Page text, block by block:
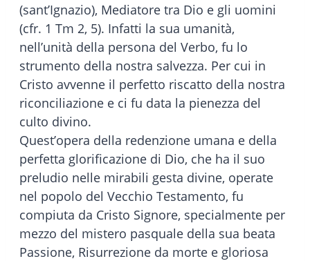
(sant’Ignazio), Mediatore tra Dio e gli uomini
(cfr. 1 Tm 2, 5). Infatti la sua umanità,
nell’unità della persona del Verbo, fu lo
strumento della nostra salvezza. Per cui in
Cristo avvenne il perfetto riscatto della nostra
riconciliazione e ci fu data la pienezza del
culto divino.
Quest’opera della redenzione umana e della
perfetta glorificazione di Dio, che ha il suo
preludio nelle mirabili gesta divine, operate
nel popolo del Vecchio Testamento, fu
compiuta da Cristo Signore, specialmente per
mezzo del mistero pasquale della sua beata
Passione, Risurrezione da morte e gloriosa